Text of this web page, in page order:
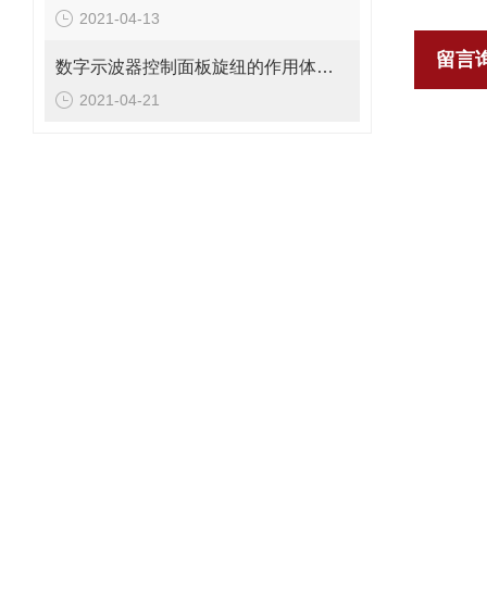
2021-04-13
数字示波器控制面板旋纽的作用体现在哪？
2021-04-21
留言